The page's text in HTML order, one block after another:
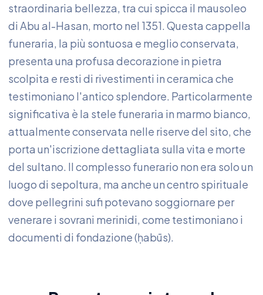
straordinaria bellezza, tra cui spicca il mausoleo
di Abu al-Hasan, morto nel 1351. Questa cappella
funeraria, la più sontuosa e meglio conservata,
presenta una profusa decorazione in pietra
scolpita e resti di rivestimenti in ceramica che
testimoniano l'antico splendore. Particolarmente
significativa è la stele funeraria in marmo bianco,
attualmente conservata nelle riserve del sito, che
porta un'iscrizione dettagliata sulla vita e morte
del sultano. Il complesso funerario non era solo un
luogo di sepoltura, ma anche un centro spirituale
dove pellegrini sufi potevano soggiornare per
venerare i sovrani merinidi, come testimoniano i
documenti di fondazione (ḥabūs).